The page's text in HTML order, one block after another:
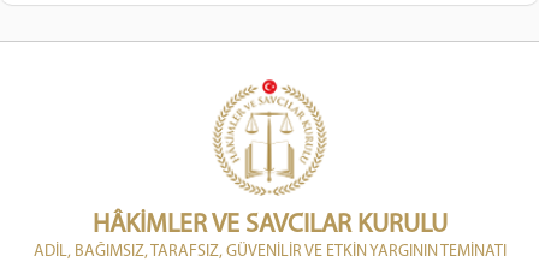
HÂKİMLER VE SAVCILAR KURULU
ADİL, BAĞIMSIZ, TARAFSIZ, GÜVENİLİR VE ETKİN YARGININ TEMİNATI